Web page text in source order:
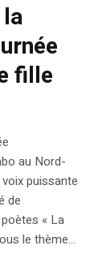
fille
au Nord-
puissante
de
« La
le thème...